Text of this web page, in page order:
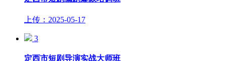
上传：2025-05-17
3
定西市短剧导演实战大师班